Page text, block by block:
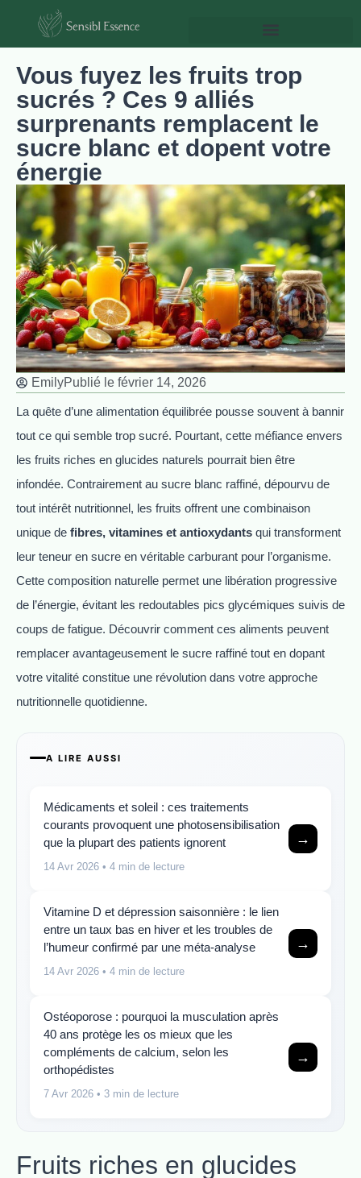
Vous fuyez les fruits trop
sucrés ? Ces 9 alliés
surprenants remplacent le
sucre blanc et dopent votre
énergie
EmilyPublié le février 14, 2026
La quête d’une alimentation équilibrée pousse souvent à bannir
tout ce qui semble trop sucré. Pourtant, cette méfiance envers
les fruits riches en glucides naturels pourrait bien être
infondée. Contrairement au sucre blanc raffiné, dépourvu de
tout intérêt nutritionnel, les fruits offrent une combinaison
unique de fibres, vitamines et antioxydants qui transforment
leur teneur en sucre en véritable carburant pour l’organisme.
Cette composition naturelle permet une libération progressive
de l’énergie, évitant les redoutables pics glycémiques suivis de
coups de fatigue. Découvrir comment ces aliments peuvent
remplacer avantageusement le sucre raffiné tout en dopant
votre vitalité constitue une révolution dans votre approche
nutritionnelle quotidienne.
A LIRE AUSSI
Médicaments et soleil : ces traitements
courants provoquent une photosensibilisation
que la plupart des patients ignorent
14 Avr 2026 • 4 min de lecture
→
Vitamine D et dépression saisonnière : le lien
entre un taux bas en hiver et les troubles de
l’humeur confirmé par une méta-analyse
14 Avr 2026 • 4 min de lecture
→
Ostéoporose : pourquoi la musculation après
40 ans protège les os mieux que les
compléments de calcium, selon les
orthopédistes
7 Avr 2026 • 3 min de lecture
→
Fruits riches en glucides